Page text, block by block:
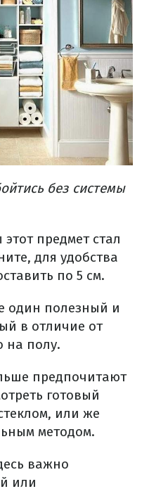
без системы
предмет стал
для удобства
по 5 см.
один полезный и
в отличие от
на полу.
предпочитают
готовый
или же
методом.
важно
или